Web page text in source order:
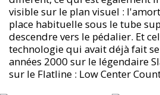
visible sur le plan visuel :
place habituelle sous le tube
descendre vers le pédalier. Et
technologie qui avait déjà fait
années 2000 sur le légendaire
sur le Flatline : Low Center